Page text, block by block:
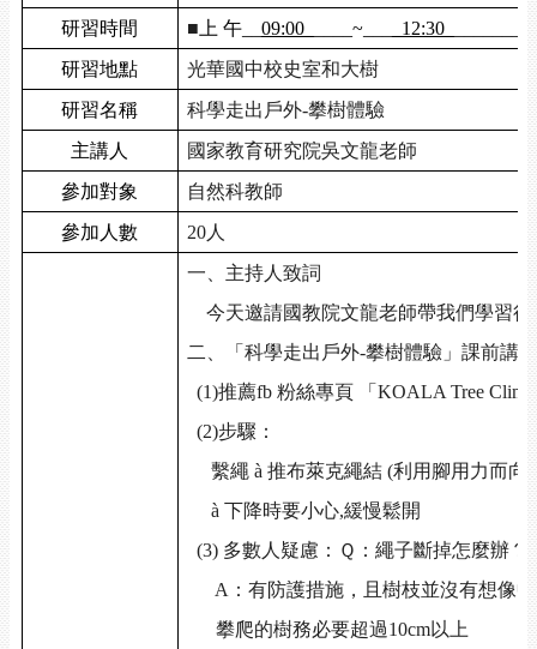
研習時間
■ 上 午__ 09:00_ ____~___ _12:30_
研習地點
光華國中校史室和大樹
研習名稱
科學走出戶外-攀樹體驗
主講人
國家教育研究院吳文龍老師
參加對象
自然科教師
參加人數
20人
一、主持人致詞
今天邀請國教院文龍老師帶我們學習
二、「科學走出戶外-攀樹體驗」課前講座
(1)推薦fb 粉絲專頁 「 KOALA Tree
(2)步驟：
繫繩 à 推布萊克繩結 (利用腳用力而向
à 下降時要小心,緩慢鬆開
(3) 多數人疑慮：Ｑ：繩子斷掉怎麼辦？
A ：有防護措施，且樹枝並沒有想像
攀爬的樹務必要超過10cm以上